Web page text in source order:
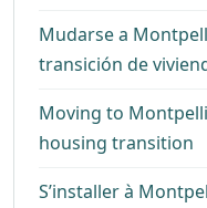
Mudarse a
transición de
Moving to
housing transition
S’installer à